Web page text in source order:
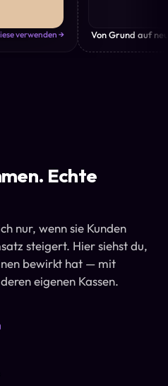
verwenden → Von Grund auf
Echte
nur, wenn sie Kunden
steigert. Hier siehst du,
bewirkt hat — mit
eigenen Kassen.